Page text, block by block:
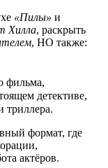
«Пилы» и
Хилла, раскрыть
, НО также:
фильма,
детективе,
триллера.
формат, где
актёров.